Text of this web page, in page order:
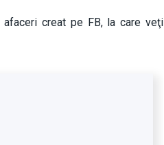
creat pe FB, la care veţi